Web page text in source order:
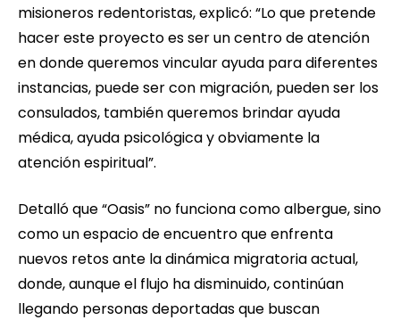
misioneros redentoristas, explicó: “Lo que pretende
hacer este proyecto es ser un centro de atención
en donde queremos vincular ayuda para diferentes
instancias, puede ser con migración, pueden ser los
consulados, también queremos brindar ayuda
médica, ayuda psicológica y obviamente la
atención espiritual”.
Detalló que “Oasis” no funciona como albergue, sino
como un espacio de encuentro que enfrenta
nuevos retos ante la dinámica migratoria actual,
donde, aunque el flujo ha disminuido, continúan
llegando personas deportadas que buscan